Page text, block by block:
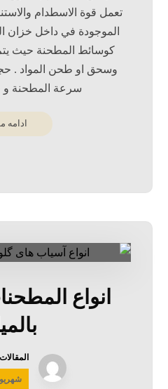
تعمل قوة الاسطدام
الموجودة في داخل خزان
كوسائط المطحنة حيث
وسحق او طحن المواد .
سرعة المطحنة و
انواع
المقالات
شهریور 22,